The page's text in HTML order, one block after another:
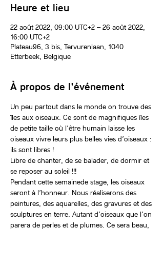
Heure et lieu
22 août 2022, 09:00 UTC+2 – 26 août 2022,
16:00 UTC+2
Plateau96, 3 bis, Tervurenlaan, 1040
Etterbeek, Belgique
À propos de l'événement
Un peu partout dans le monde on trouve des
îles aux oiseaux. Ce sont de magnifiques îles
de petite taille où l’être humain laisse les
oiseaux vivre leurs plus belles vies d’oiseaux :
ils sont libres !
Libre de chanter, de se balader, de dormir et
se reposer au soleil !!!
Pendant cette semainede stage, les oiseaux
seront à l’honneur. Nous réaliserons des
peintures, des aquarelles, des gravures et des
sculptures en terre. Autant d’oiseaux que l’on
parera de perles et de plumes. Ce sera beau,